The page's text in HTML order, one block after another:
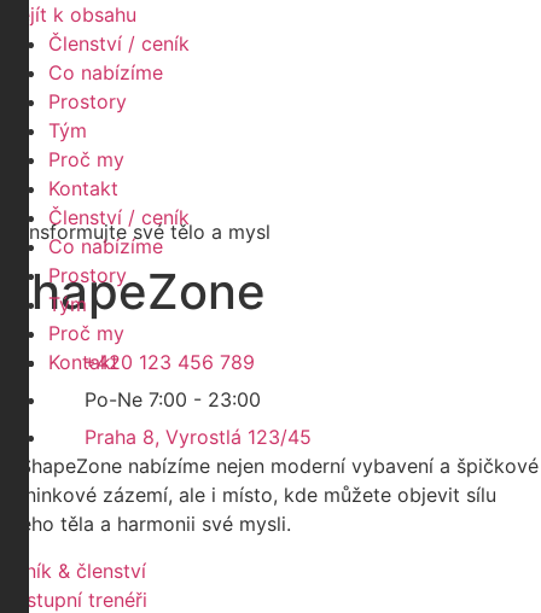
Přejít k obsahu
Členství / ceník
Co nabízíme
Prostory
Tým
Proč my
Kontakt
Členství / ceník
Co nabízíme
Prostory
Tým
Proč my
Kontakt
Transformujte své tělo a mysl
ShapeZone
+420 123 456 789
Po-Ne 7:00 - 23:00
Praha 8, Vyrostlá 123/45
V ShapeZone nabízíme nejen moderní vybavení a špičkové
tréninkové zázemí, ale i místo, kde můžete objevit sílu
svého těla a harmonii své mysli.
Ceník & členství
Dostupní trenéři